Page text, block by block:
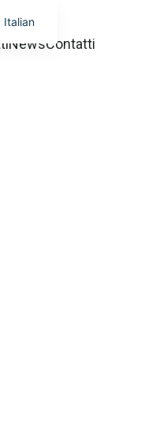
NewsContatti
Italian